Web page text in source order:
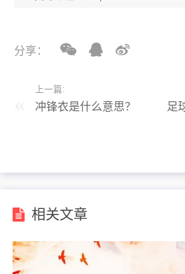
分享：
上一篇:
冲锋衣是什么意思？
足
相关文章